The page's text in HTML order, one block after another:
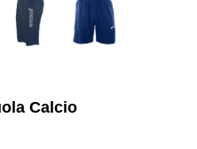
Calcio